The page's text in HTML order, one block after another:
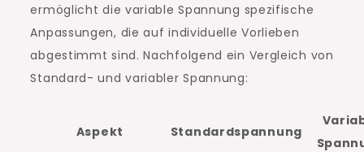
ermöglicht die variable Spannung spezifische
Anpassungen, die auf individuelle Vorlieben
abgestimmt sind. Nachfolgend ein Vergleich von
Standard- und variabler Spannung:
Aspekt Standardspannung